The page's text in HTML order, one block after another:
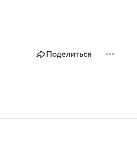
Поделиться